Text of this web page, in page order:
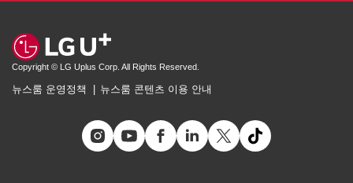
Copyright © LG Uplus Corp. All Rights Reserved.
뉴스룸 운영정책 뉴스룸 콘텐츠 이용 안내